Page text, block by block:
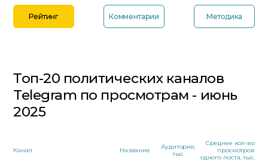
Рейтинг Комментарии Методика
Топ-20 политических каналов
Telegram по просмотрам - июнь
2025
Канал Название
Аудитория,
тыс.
Среднее кол-во
просмотров
одного поста, тыс.